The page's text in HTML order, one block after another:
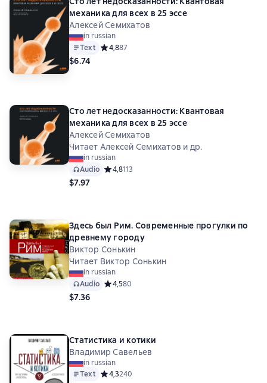
механика для всех в 25 эссе
Алексей Семихатов
in russian
Text Средний рейтинг 4,8 на основе 87 оценок
4,887
$6.74
Сто лет недосказанности: Квантовая
механика для всех в 25 эссе
Алексей Семихатов
Читает Алексей Семихатов и др.
in russian
Audio Средний рейтинг 4,8 на основе 113 оценок
4,8113
$7.97
Здесь был Рим. Современные прогулки по
древнему городу
Виктор Сонькин
Читает Виктор Сонькин
in russian
Audio Средний рейтинг 4,5 на основе 80 оценок
4,580
$7.36
Статистика и котики
Владимир Савельев
in russian
Text Средний рейтинг 4,3 на основе 240 оценок
4,3240